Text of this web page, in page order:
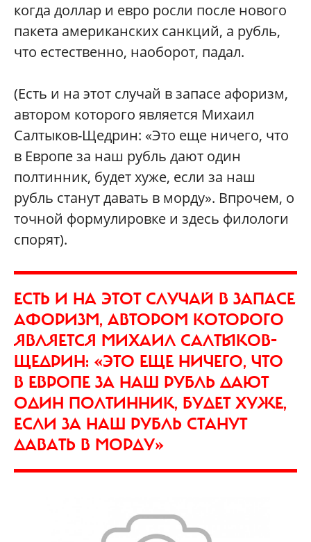
когда доллар и евро росли после нового
пакета американских санкций, а рубль,
что естественно, наоборот, падал.
(Есть и на этот случай в запасе афоризм,
автором которого является Михаил
Салтыков-Щедрин: «Это еще ничего, что
в Европе за наш рубль дают один
полтинник, будет хуже, если за наш
рубль станут давать в морду». Впрочем, о
точной формулировке и здесь филологи
спорят).
ЕСТЬ И НА ЭТОТ СЛУЧАЙ В ЗАПАСЕ
АФОРИЗМ, АВТОРОМ КОТОРОГО
ЯВЛЯЕТСЯ МИХАИЛ САЛТЫКОВ-
ЩЕДРИН: «ЭТО ЕЩЕ НИЧЕГО, ЧТО
В ЕВРОПЕ ЗА НАШ РУБЛЬ ДАЮТ
ОДИН ПОЛТИННИК, БУДЕТ ХУЖЕ,
ЕСЛИ ЗА НАШ РУБЛЬ СТАНУТ
ДАВАТЬ В МОРДУ»